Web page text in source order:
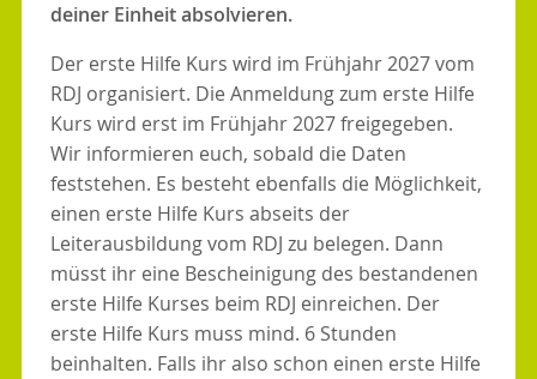
deiner Einheit absolvieren.
Der erste Hilfe Kurs wird im Frühjahr 2027 vom
RDJ organisiert. Die Anmeldung zum erste Hilfe
Kurs wird erst im Frühjahr 2027 freigegeben.
Wir informieren euch, sobald die Daten
feststehen. Es besteht ebenfalls die Möglichkeit,
einen erste Hilfe Kurs abseits der
Leiterausbildung vom RDJ zu belegen. Dann
müsst ihr eine Bescheinigung des bestandenen
erste Hilfe Kurses beim RDJ einreichen. Der
erste Hilfe Kurs muss mind. 6 Stunden
beinhalten. Falls ihr also schon einen erste Hilfe